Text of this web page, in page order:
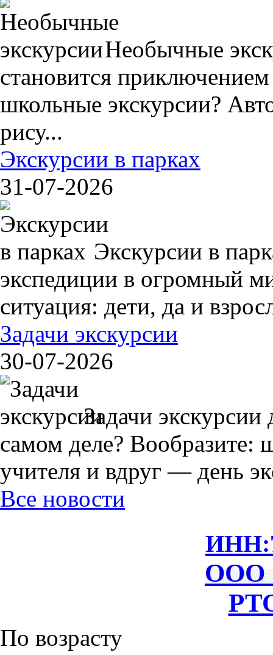
Необычные
становится
школьные экскурсии?
рису...
Экскурсии в парках
31-07-2026
Экскурсии в
экспедиции в огромный
ситуация: дети, да и
Задачи экскурсии
30-07-2026
Задачи
самом деле? Вообразите:
учителя и вдруг — день
Все новости
ИНН:
ООО
По возрасту